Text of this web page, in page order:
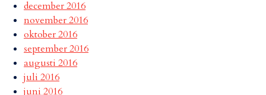
december 2016
november 2016
oktober 2016
september 2016
augusti 2016
juli 2016
juni 2016